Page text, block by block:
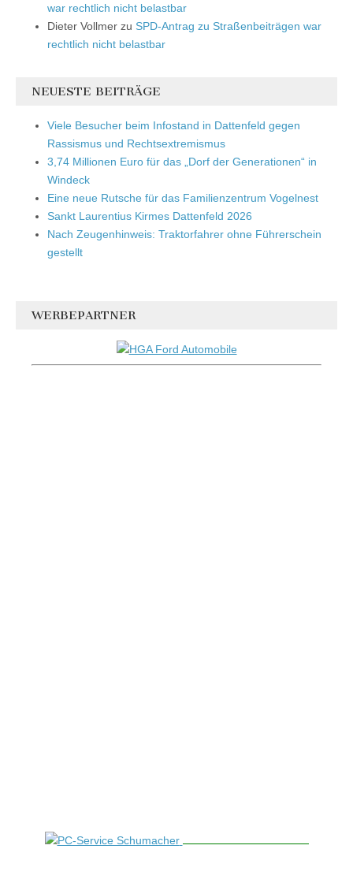
war rechtlich nicht belastbar
Dieter Vollmer zu SPD-Antrag zu Straßenbeiträgen war
rechtlich nicht belastbar
NEUESTE BEITRÄGE
Viele Besucher beim Infostand in Dattenfeld gegen
Rassismus und Rechtsextremismus
3,74 Millionen Euro für das „Dorf der Generationen“ in
Windeck
Eine neue Rutsche für das Familienzentrum Vogelnest
Sankt Laurentius Kirmes Dattenfeld 2026
Nach Zeugenhinweis: Traktorfahrer ohne Führerschein
gestellt
WERBEPARTNER